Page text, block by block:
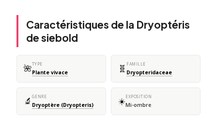
Caractéristiques de la Dryoptéris
de siebold
🌺TYPE
Plante vivace 🧬 FAMILLE
Dryopteridaceae
🔬 GENRE
Dryoptère (Dryopteris) ☀️EXPOSITION
Mi-ombre